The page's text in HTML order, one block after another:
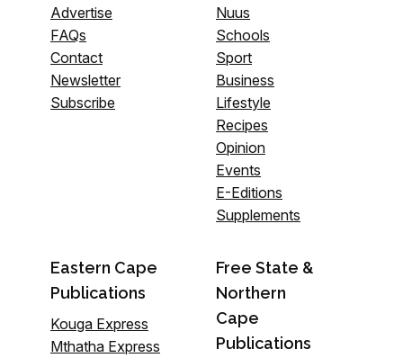
Advertise
FAQs
Contact
Newsletter
Subscribe
Nuus
Schools
Sport
Business
Lifestyle
Recipes
Opinion
Events
E-Editions
Supplements
Eastern Cape
Publications
Kouga Express
Mthatha Express
Free State &
Northern
Cape
Publications